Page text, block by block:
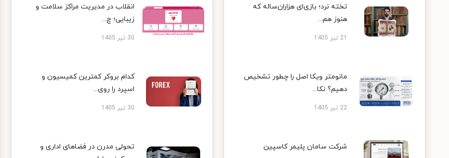
تخته نرد؛ بازی‌ای هزاران‌ساله که
هنوز هم...
21 تیر 1405
مانومتر ویکا اصل را چطور تشخیص
دهیم؟ نکا...
22 تیر 1405
شرکت سامان پلیمر کاسپین
انقلاب در مدیریت مراکز سلامت و
زیبایی؛ چ...
30 تیر 1405
کدام بروکر کمترین کمیسیون و
اسپرد را روی...
30 تیر 1405
تحولی مدرن در فضاهای اداری و